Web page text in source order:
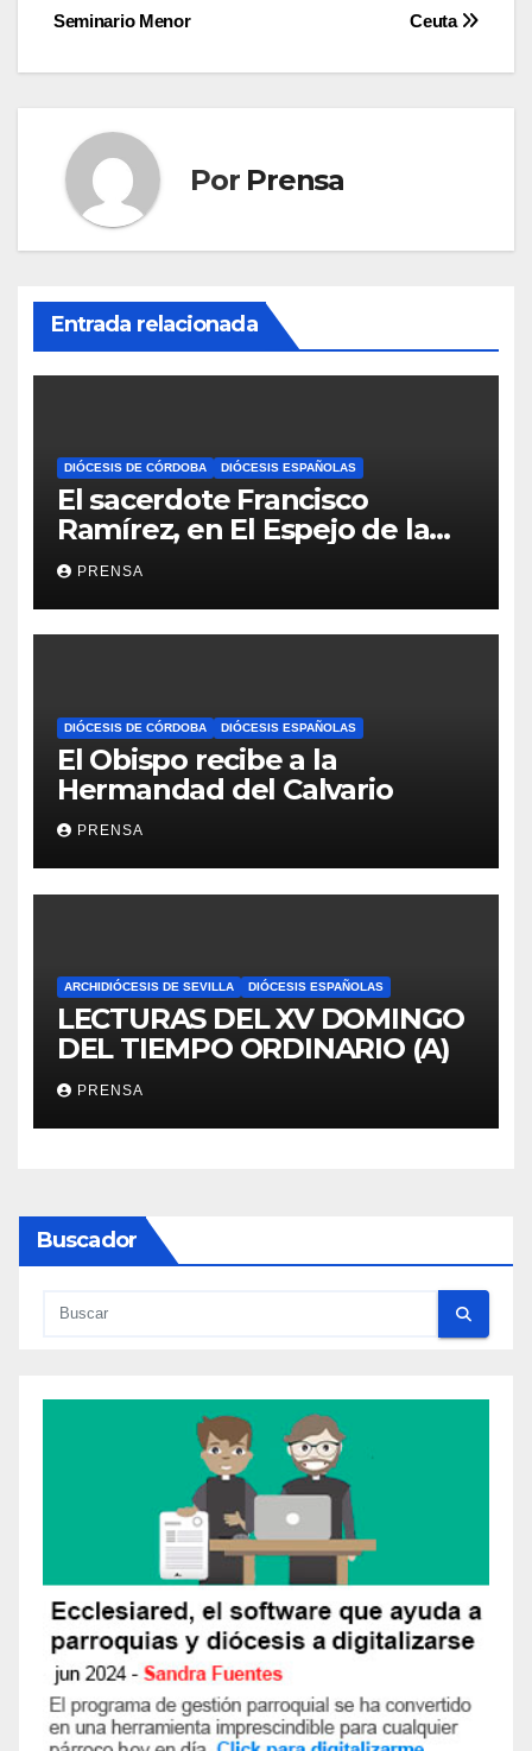
de
entradas
Ceuta
Seminario Menor
Por Prensa
Entrada relacionada
DIÓCESIS DE CÓRDOBA DIÓCESIS ESPAÑOLAS
El sacerdote Francisco
Ramírez, en El Espejo de la
Iglesia
PRENSA
DIÓCESIS DE CÓRDOBA DIÓCESIS ESPAÑOLAS
El Obispo recibe a la
Hermandad del Calvario
PRENSA
ARCHIDIÓCESIS DE SEVILLA DIÓCESIS ESPAÑOLAS
LECTURAS DEL XV DOMINGO
DEL TIEMPO ORDINARIO (A)
PRENSA
Buscador